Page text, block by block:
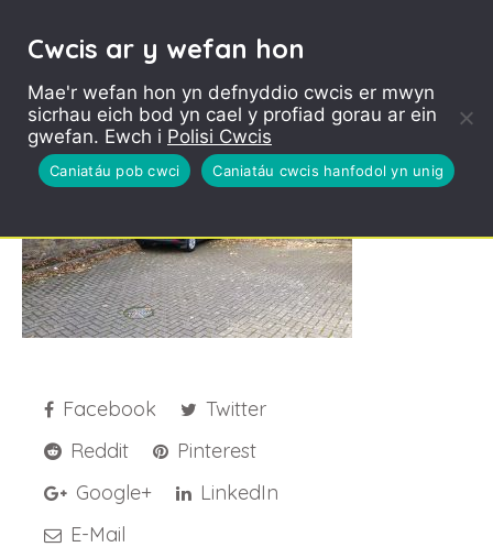
Car park – before
Facebook
Twitter
Reddit
Pinterest
Google+
LinkedIn
E-Mail
Cwcis ar y wefan hon
Mae'r wefan hon yn defnyddio cwcis er mwyn
sicrhau eich bod yn cael y profiad gorau ar ein
gwefan. Ewch i Polisi Cwcis
Caniatáu pob cwci Caniatáu cwcis hanfodol yn unig